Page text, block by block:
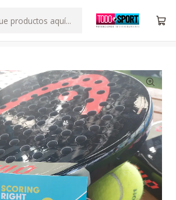
OFICIAL DE SCORINGRIGHT CHILE